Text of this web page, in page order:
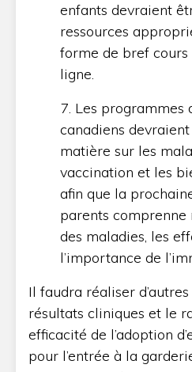
enfants devraient
ressources
forme de bref cours
ligne.
7. Les programmes
canadiens
matière sur les
vaccination et les
afin que la
parents comprenne
des maladies, les
l’importance de
Il faudra réaliser
résultats cliniques et le
efficacité de l’adoption
pour l’entrée à la